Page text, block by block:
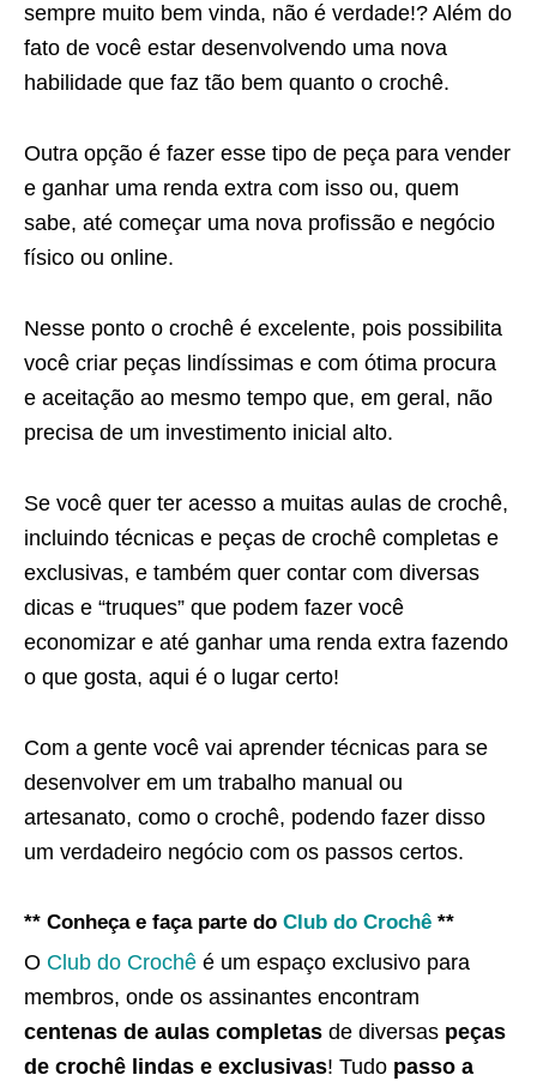
sempre muito bem vinda, não é verdade!? Além do
fato de você estar desenvolvendo uma nova
habilidade que faz tão bem quanto o crochê.
Outra opção é fazer esse tipo de peça para vender
e ganhar uma renda extra com isso ou, quem
sabe, até começar uma nova profissão e negócio
físico ou online.
Nesse ponto o crochê é excelente, pois possibilita
você criar peças lindíssimas e com ótima procura
e aceitação ao mesmo tempo que, em geral, não
precisa de um investimento inicial alto.
Se você quer ter acesso a muitas aulas de crochê,
incluindo técnicas e peças de crochê completas e
exclusivas, e também quer contar com diversas
dicas e “truques” que podem fazer você
economizar e até ganhar uma renda extra fazendo
o que gosta, aqui é o lugar certo!
Com a gente você vai aprender técnicas para se
desenvolver em um trabalho manual ou
artesanato, como o crochê, podendo fazer disso
um verdadeiro negócio com os passos certos.
** Conheça e faça parte do Club do Crochê **
O Club do Crochê é um espaço exclusivo para
membros, onde os assinantes encontram
centenas de aulas completas de diversas peças
de crochê lindas e exclusivas! Tudo passo a